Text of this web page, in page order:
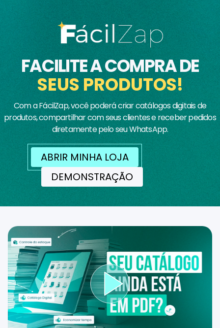
FACILITE A COMPRA DE
SEUS PRODUTOS!
Com a FácilZap, você poderá criar catálogos digitais de
produtos, compartilhar com seus clientes e receber pedidos
diretamente pelo seu WhatsApp.
ABRIR MINHA LOJA
DEMONSTRAÇÃO
Reproduzir